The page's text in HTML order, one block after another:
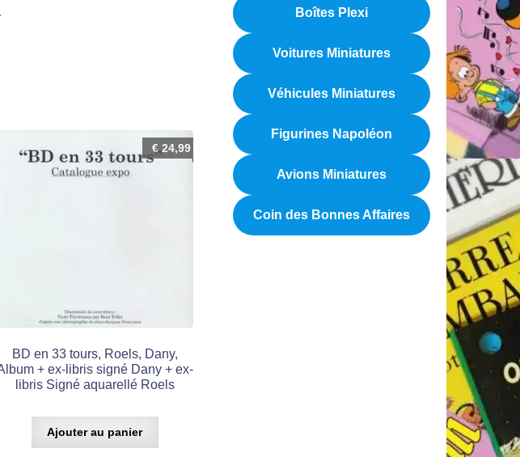
BD en 33 tours, Roels, Dany,
+ ex-libris signé Dany + ex-
libris Signé aquarellé Roels
€24,99
Ajouter au panier
Boîtes Plexi
Voitures Miniatures
Véhicules Miniatures
Figurines Napoléon
Avions Miniatures
Coin des Bonnes Affaires